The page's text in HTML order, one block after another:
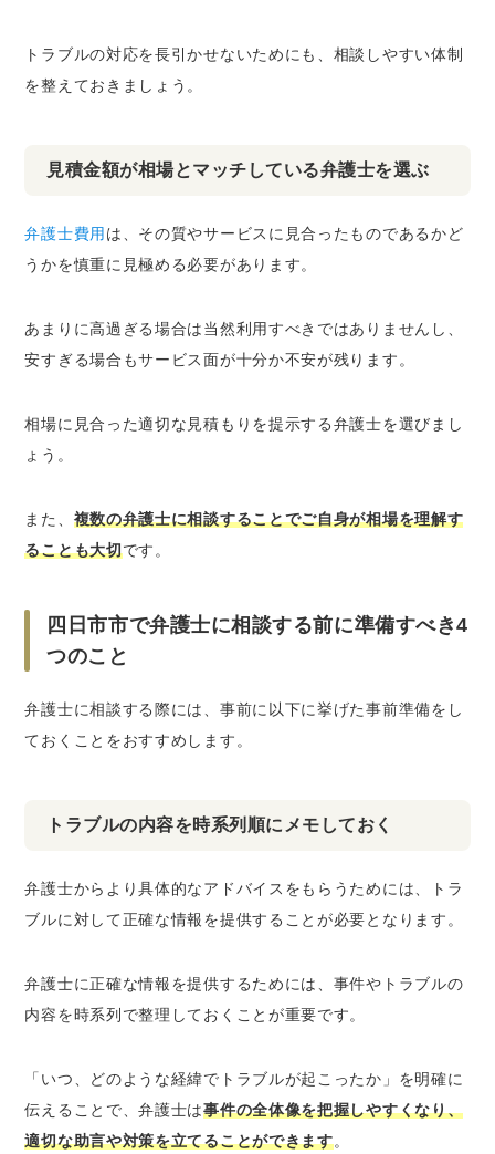
トラブルの対応を長引かせないためにも、相談しやすい体制
を整えておきましょう。
見積金額が相場とマッチしている弁護士を選ぶ
弁護士費用 は、その質やサービスに見合ったものであるかど
うかを慎重に見極める必要があります。
あまりに高過ぎる場合は当然利用すべきではありませんし、
安すぎる場合もサービス面が十分か不安が残ります。
相場に見合った適切な見積もりを提示する弁護士を選びまし
ょう。
また、 複数の弁護士に相談することでご自身が相場を理解す
ることも大切です。
四日市市で弁護士に相談する前に準備すべき4
つのこと
弁護士に相談する際には、事前に以下に挙げた事前準備をし
ておくことをおすすめします。
トラブルの内容を時系列順にメモしておく
弁護士からより具体的なアドバイスをもらうためには、トラ
ブルに対して正確な情報を提供することが必要となります。
弁護士に正確な情報を提供するためには、事件やトラブルの
内容を時系列で整理しておくことが重要です。
「いつ、どのような経緯でトラブルが起こったか」を明確に
伝えることで、弁護士は事件の全体像を把握しやすくなり、
適切な助言や対策を立てることができます。